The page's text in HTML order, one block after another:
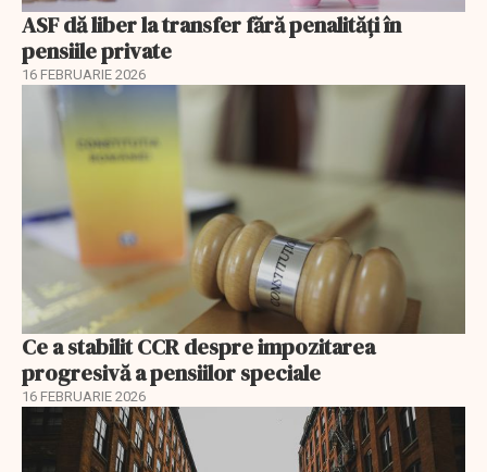
ASF dă liber la transfer fără penalități în
pensiile private
16 FEBRUARIE 2026
Ce a stabilit CCR despre impozitarea
progresivă a pensiilor speciale
16 FEBRUARIE 2026